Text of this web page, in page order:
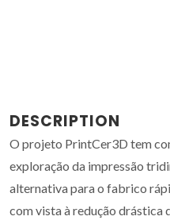
DESCRIPTION
O projeto PrintCer3D tem
exploração da impressão
alternativa para o fabrico
com vista à redução drástica